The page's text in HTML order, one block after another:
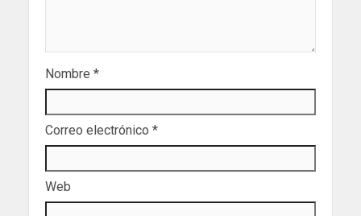
Nombre *
Correo electrónico *
Web